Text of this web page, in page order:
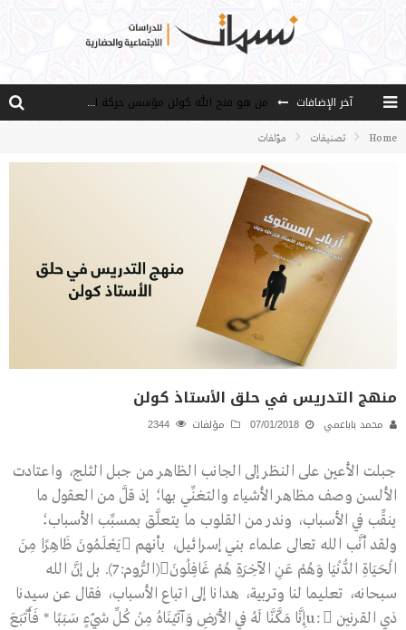
آخر الإضافات
من هو فتح الله كولن مؤسس حركة الخدمة؟
الأستاذ عالما عارفا حكيما
مصادر العلم وسببه
Home تصنيفات مؤلفات
منهج التدريس في حلق الأستاذ كولن
محمد باباعمي 07/01/2018 مؤلفات
جبلت الأعين على النظر إلى الجانب الظاهر من جبل الثلج، واعتادت
الألسن وصف مظاهر الأشياء والتغنِّي بها؛ إذ قلَّ من العقول ما
ينقِّب في الأسباب، وندر من القلوب ما يتعلَّق بمسبِّب الأسباب؛
ولقد أنَّب الله تعالى علماء بني إسرائيل، بأنهم يَعْلَمُونَ ظَاهِرًا مِنَ
الْحَيَاةِ الدُّنْيَا وَهُمْ عَنِ الآخِرَةِ هُمْ غَافِلُونَ(الرُّوم:7). بل إنَّ الله
سبحانه، تعليما لنا وتربية، هدانا إلى اتباع الأسباب، فقال عن سيدنا
ذي القرنين u: إِنَّا مَكَّنَّا لَهُ فِي الأَرْضِ وَآتَيْنَاهُ مِنْ كُلِّ شَيْءٍ سَبَبًا * فَأَتْبَعَ